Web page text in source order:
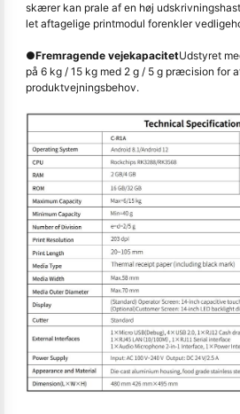
skærer kan prale af en høj
let aftagelige printmodul forenkler
●Fremragende vejekapacitetUdstyret
på 6 kg / 15 kg med 2 g / 5 g præcision for
produktvejningsbehov.